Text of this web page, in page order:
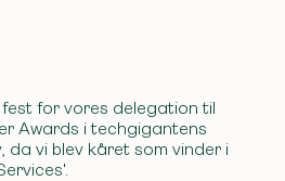
for vores delegation til
Awards i techgigantens
da vi blev kåret som vinder i